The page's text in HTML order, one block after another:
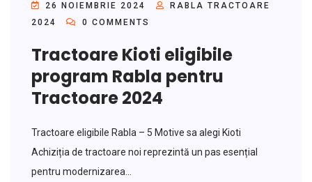
26 NOIEMBRIE 2024
RABLA TRACTOARE
2024
0 COMMENTS
Tractoare Kioti eligibile
program Rabla pentru
Tractoare 2024
Tractoare eligibile Rabla – 5 Motive sa alegi Kioti
Achiziția de tractoare noi reprezintă un pas esențial
pentru modernizarea...